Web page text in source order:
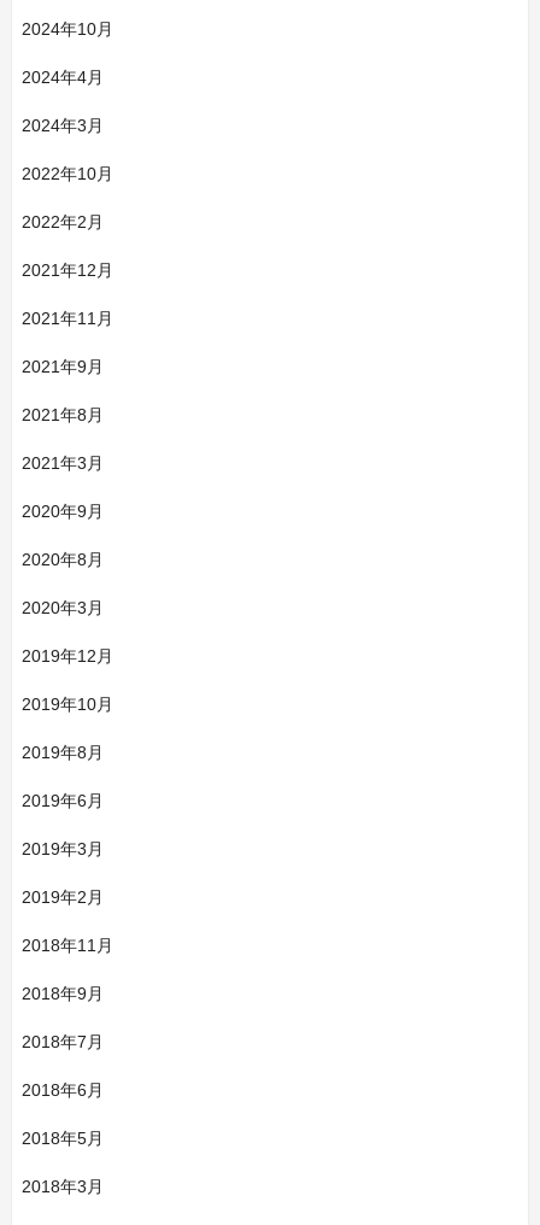
2024年10月
2024年4月
2024年3月
2022年10月
2022年2月
2021年12月
2021年11月
2021年9月
2021年8月
2021年3月
2020年9月
2020年8月
2020年3月
2019年12月
2019年10月
2019年8月
2019年6月
2019年3月
2019年2月
2018年11月
2018年9月
2018年7月
2018年6月
2018年5月
2018年3月